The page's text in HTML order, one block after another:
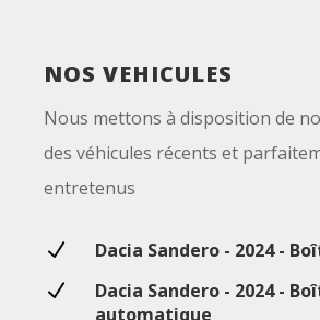
NOS VEHICULES
Nous mettons à disposition de
des véhicules récents et
entretenus
N
Dacia Sandero - 2024 -
N
Dacia Sandero - 2024 -
automatique